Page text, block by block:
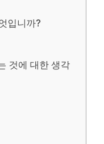
입니까?
것에 대한 생각